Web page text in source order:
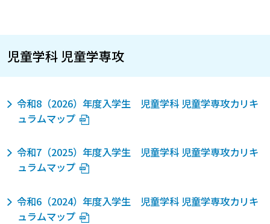
児童学科 児童学専攻
令和8（2026）年度入学生 児童学科 児童学専攻カリキ
ュラムマップ
令和7（2025）年度入学生 児童学科 児童学専攻カリキ
ュラムマップ
令和6（2024）年度入学生 児童学科 児童学専攻カリキ
ュラムマップ